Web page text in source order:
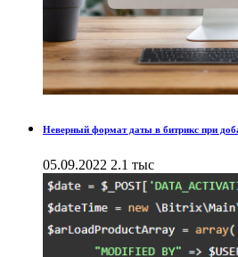
Неверный формат даты в битрикс при
05.09.2022 2.1 тыс